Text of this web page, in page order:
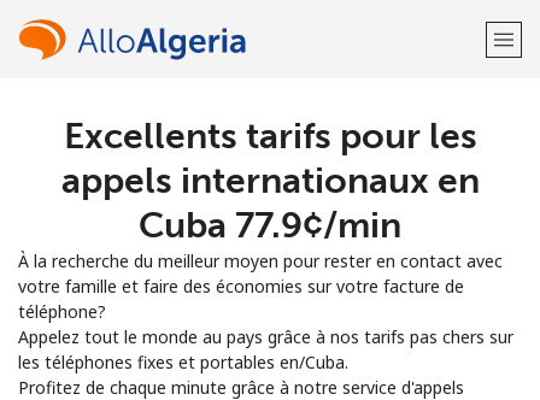
Bienvenue!
Vous avez déjà un compte?
S'enregistrer avec
Excellents tarifs pour les
appels internationaux en
Cuba ⁦77.9¢⁩/min
À la recherche du meilleur moyen pour rester en contact avec
votre famille et faire des économies sur votre facture de
téléphone?
Appelez tout le monde au pays grâce à nos tarifs pas chers sur
les téléphones fixes et portables en/Cuba.
Profitez de chaque minute grâce à notre service d'appels